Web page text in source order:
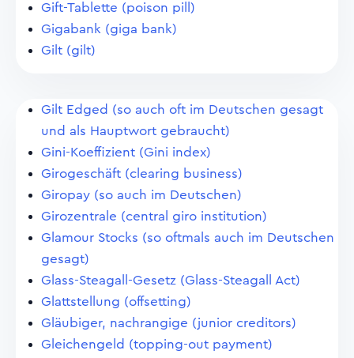
Gift-Tablette (poison pill)
Gigabank (giga bank)
Gilt (gilt)
Gilt Edged (so auch oft im Deutschen gesagt
und als Hauptwort gebraucht)
Gini-Koeffizient (Gini index)
Girogeschäft (clearing business)
Giropay (so auch im Deutschen)
Girozentrale (central giro institution)
Glamour Stocks (so oftmals auch im Deutschen
gesagt)
Glass-Steagall-Gesetz (Glass-Steagall Act)
Glattstellung (offsetting)
Gläubiger, nachrangige (junior creditors)
Gleichengeld (topping-out payment)